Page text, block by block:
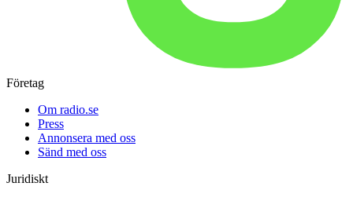
Företag
Om radio.se
Press
Annonsera med oss
Sänd med oss
Juridiskt